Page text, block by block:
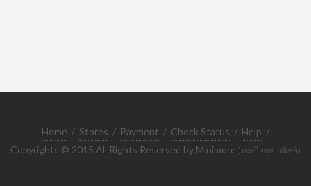
Home / Stores / Payment / Check Status / Help /
Copyrights © 2015 All Rights Reserved by Minimore (ทะเบียนพาณิชย์)